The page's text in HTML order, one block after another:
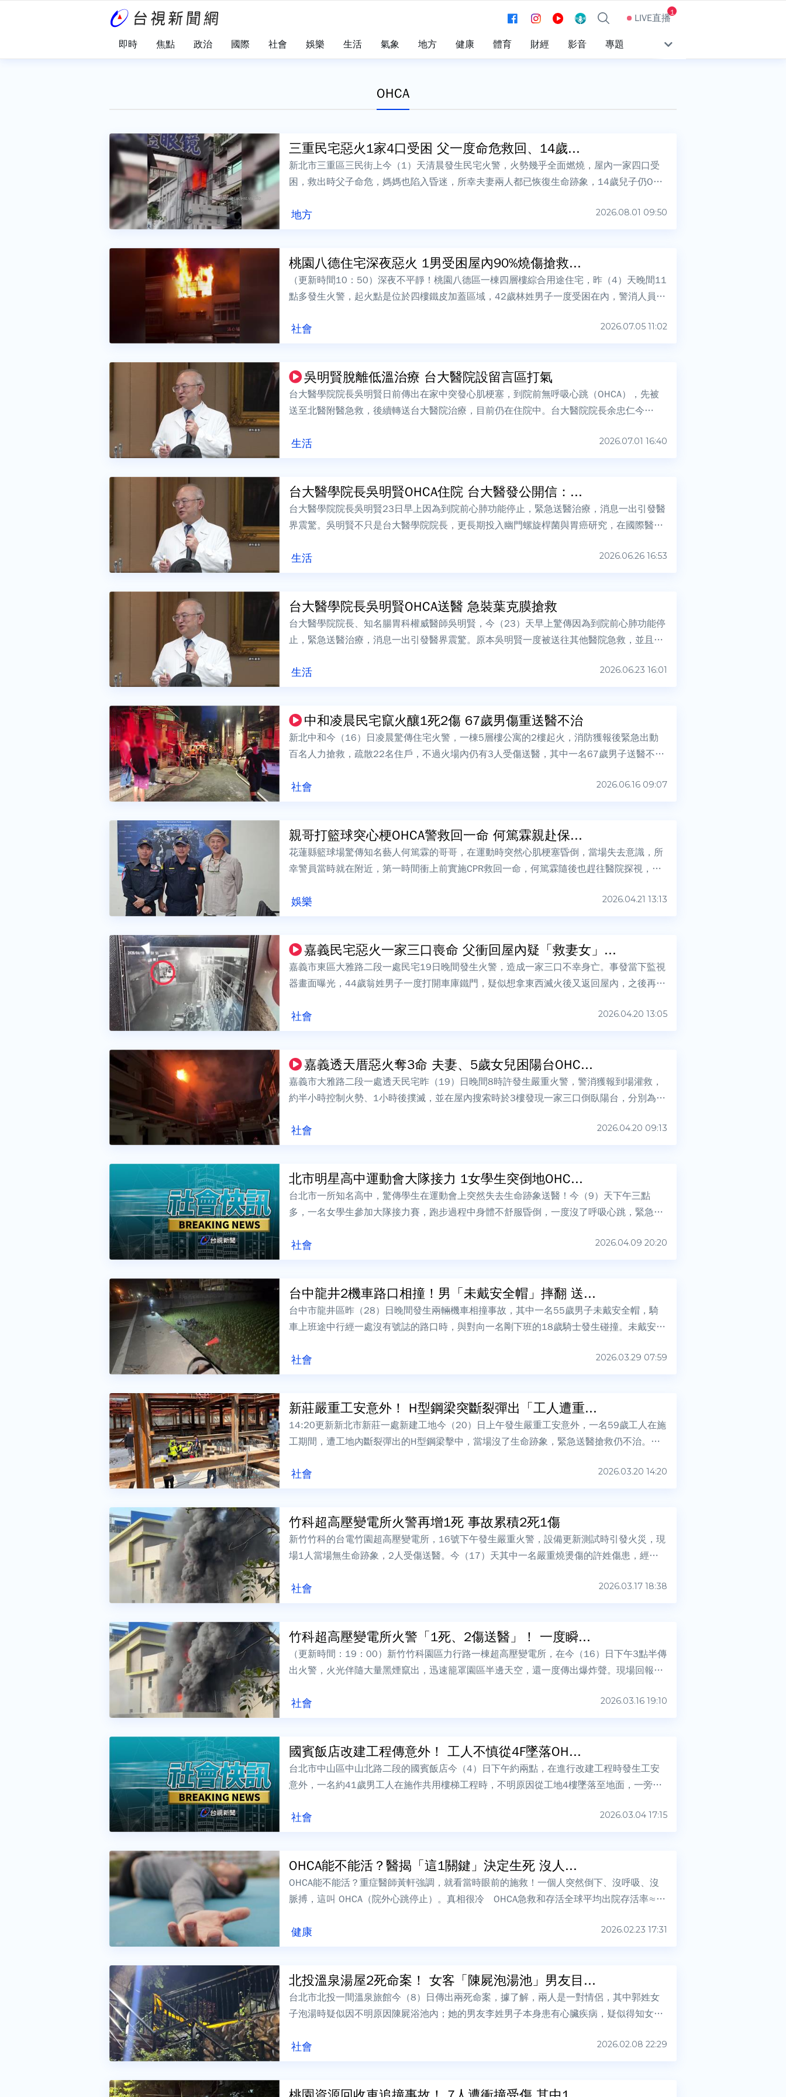
LIVE直播1
即時 焦點 政治 國際 社會 娛樂 生活 氣象 地方 健康 體育 財經 影音 專題
OHCA
地方
三重民宅惡火1家4口受困 父一度命危救回、14歲...
2026.08.01 09:50
新北市三重區三民街上今（1）天清晨發生民宅火警，火勢幾乎全面燃燒，屋內一家四口受
困，救出時父子命危，媽媽也陷入昏迷，所幸夫妻兩人都已恢復生命跡象，14歲兒子仍OHC
社會
桃園八德住宅深夜惡火 1男受困屋內90%燒傷搶救...
2026.07.05 11:02
（更新時間10：50）深夜不平靜！桃園八德區一棟四層樓綜合用途住宅，昨（4）天晚間11
點多發生火警，起火點是位於四樓鐵皮加蓋區域，42歲林姓男子一度受困在內，警消人員到
生活
吳明賢脫離低溫治療 台大醫院設留言區打氣
2026.07.01 16:40
台大醫學院院長吳明賢日前傳出在家中突發心肌梗塞，到院前無呼吸心跳（OHCA），先被
送至北醫附醫急救，後續轉送台大醫院治療，目前仍在住院中。台大醫院院長余忠仁今
生活
台大醫學院長吳明賢OHCA住院 台大醫發公開信：...
2026.06.26 16:53
台大醫學院院長吳明賢23日早上因為到院前心肺功能停止，緊急送醫治療，消息一出引發醫
界震驚。吳明賢不只是台大醫學院院長，更長期投入幽門螺旋桿菌與胃癌研究，在國際醫學
生活
台大醫學院長吳明賢OHCA送醫 急裝葉克膜搶救
2026.06.23 16:01
台大醫學院院長、知名腸胃科權威醫師吳明賢，今（23）天早上驚傳因為到院前心肺功能停
止，緊急送醫治療，消息一出引發醫界震驚。原本吳明賢一度被送往其他醫院急救，並且裝
社會
中和凌晨民宅竄火釀1死2傷 67歲男傷重送醫不治
2026.06.16 09:07
新北中和今（16）日凌晨驚傳住宅火警，一棟5層樓公寓的2樓起火，消防獲報後緊急出動
百名人力搶救，疏散22名住戶，不過火場內仍有3人受傷送醫，其中一名67歲男子送醫不
娛樂
親哥打籃球突心梗OHCA警救回一命 何篤霖親赴保...
2026.04.21 13:13
花蓮縣籃球場驚傳知名藝人何篤霖的哥哥，在運動時突然心肌梗塞昏倒，當場失去意識，所
幸警員當時就在附近，第一時間衝上前實施CPR救回一命，何篤霖隨後也趕往醫院探視，同
社會
嘉義民宅惡火一家三口喪命 父衝回屋內疑「救妻女」...
2026.04.20 13:05
嘉義市東區大雅路二段一處民宅19日晚間發生火警，造成一家三口不幸身亡。事發當下監視
器畫面曝光，44歲翁姓男子一度打開車庫鐵門，疑似想拿東西滅火後又返回屋內，之後再也
社會
嘉義透天厝惡火奪3命 夫妻、5歲女兒困陽台OHC...
2026.04.20 09:13
嘉義市大雅路二段一處透天民宅昨（19）日晚間8時許發生嚴重火警，警消獲報到場灌救，
約半小時控制火勢、1小時後撲滅，並在屋內搜索時於3樓發現一家三口倒臥陽台，分別為在
社會
北市明星高中運動會大隊接力 1女學生突倒地OHC...
2026.04.09 20:20
台北市一所知名高中，驚傳學生在運動會上突然失去生命跡象送醫！今（9）天下午三點
多，一名女學生參加大隊接力賽，跑步過程中身體不舒服昏倒，一度沒了呼吸心跳，緊急送
社會
台中龍井2機車路口相撞！男「未戴安全帽」摔翻 送...
2026.03.29 07:59
台中市龍井區昨（28）日晚間發生兩輛機車相撞事故，其中一名55歲男子未戴安全帽，騎
車上班途中行經一處沒有號誌的路口時，與對向一名剛下班的18歲騎士發生碰撞。未戴安全
社會
新莊嚴重工安意外！ H型鋼梁突斷裂彈出「工人遭重...
2026.03.20 14:20
14:20更新新北市新莊一處新建工地今（20）日上午發生嚴重工安意外，一名59歲工人在施
工期間，遭工地內斷裂彈出的H型鋼梁擊中，當場沒了生命跡象，緊急送醫搶救仍不治。警
社會
竹科超高壓變電所火警再增1死 事故累積2死1傷
2026.03.17 18:38
新竹竹科的台電竹園超高壓變電所，16號下午發生嚴重火警，設備更新測試時引發火災，現
場1人當場無生命跡象，2人受傷送醫。今（17）天其中一名嚴重燒燙傷的許姓傷患，經過
社會
竹科超高壓變電所火警「1死、2傷送醫」！ 一度瞬...
2026.03.16 19:10
（更新時間：19：00）新竹竹科園區力行路一棟超高壓變電所，在今（16）日下午3點半傳
出火警，火光伴隨大量黑煙竄出，迅速籠罩園區半邊天空，還一度傳出爆炸聲。現場回報，
社會
國賓飯店改建工程傳意外！ 工人不慎從4F墜落OH...
2026.03.04 17:15
台北市中山區中山北路二段的國賓飯店今（4）日下午約兩點，在進行改建工程時發生工安
意外，一名約41歲男工人在施作共用樓梯工程時，不明原因從工地4樓墜落至地面，一旁工
健康
OHCA能不能活？醫揭「這1關鍵」決定生死 沒人...
2026.02.23 17:31
OHCA能不能活？重症醫師黃軒強調，就看當時眼前的施救！一個人突然倒下、沒呼吸、沒
脈搏，這叫 OHCA（院外心跳停止）。真相很冷 OHCA急救和存活全球平均出院存活率≈ 1
社會
北投溫泉湯屋2死命案！ 女客「陳屍泡湯池」男友目...
2026.02.08 22:29
台北市北投一間溫泉旅館今（8）日傳出兩死命案，據了解，兩人是一對情侶，其中郭姓女
子泡湯時疑似因不明原因陳屍浴池內；她的男友李姓男子本身患有心臟疾病，疑似得知女友